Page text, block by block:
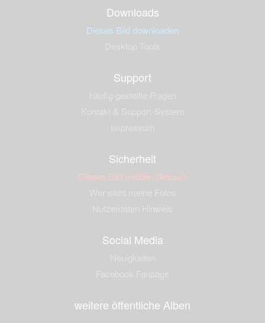
Downloads
Dieses Bild downloaden
Support
Sicherheit
Dieses Bild melden (Abuse)
Social Media
weitere öffentliche Alben